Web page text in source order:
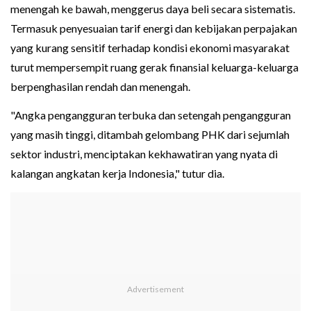
menengah ke bawah, menggerus daya beli secara sistematis.
Termasuk penyesuaian tarif energi dan kebijakan perpajakan
yang kurang sensitif terhadap kondisi ekonomi masyarakat
turut mempersempit ruang gerak finansial keluarga-keluarga
berpenghasilan rendah dan menengah.
"Angka pengangguran terbuka dan setengah pengangguran
yang masih tinggi, ditambah gelombang PHK dari sejumlah
sektor industri, menciptakan kekhawatiran yang nyata di
kalangan angkatan kerja Indonesia," tutur dia.